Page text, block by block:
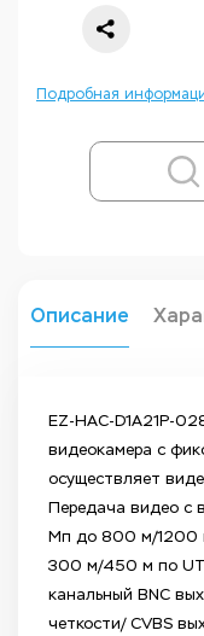
Подробная
Описание
EZ-HAC-D1A21P-
видеокамера с
осуществляет
Передача видео с
Мп до 800 м/1200
300 м/450 м по
канальный BNC
четкости/ CVBS